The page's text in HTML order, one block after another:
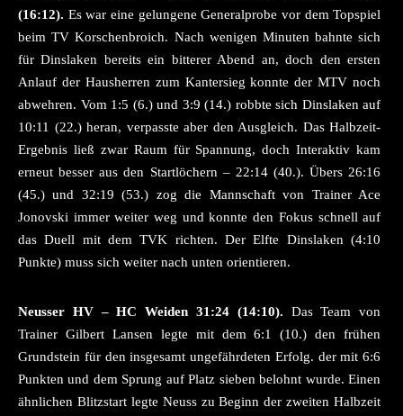
(16:12). Es war eine gelungene Generalprobe vor dem Topspiel
beim TV Korschenbroich. Nach wenigen Minuten bahnte sich
für Dinslaken bereits ein bitterer Abend an, doch den ersten
Anlauf der Hausherren zum Kantersieg konnte der MTV noch
abwehren. Vom 1:5 (6.) und 3:9 (14.) robbte sich Dinslaken auf
10:11 (22.) heran, verpasste aber den Ausgleich. Das Halbzeit-
Ergebnis ließ zwar Raum für Spannung, doch Interaktiv kam
erneut besser aus den Startlöchern – 22:14 (40.). Übers 26:16
(45.) und 32:19 (53.) zog die Mannschaft von Trainer Ace
Jonovski immer weiter weg und konnte den Fokus schnell auf
das Duell mit dem TVK richten. Der Elfte Dinslaken (4:10
Punkte) muss sich weiter nach unten orientieren.
Neusser HV – HC Weiden 31:24 (14:10). Das Team von
Trainer Gilbert Lansen legte mit dem 6:1 (10.) den frühen
Grundstein für den insgesamt ungefährdeten Erfolg. der mit 6:6
Punkten und dem Sprung auf Platz sieben belohnt wurde. Einen
ähnlichen Blitzstart legte Neuss zu Beginn der zweiten Halbzeit